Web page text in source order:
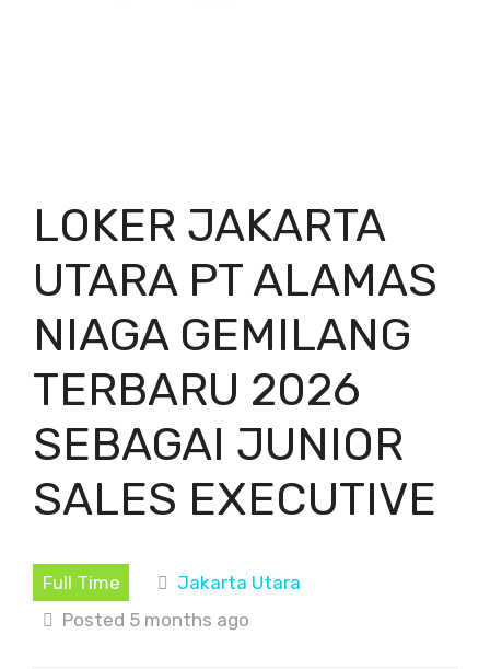
LOKER JAKARTA
UTARA PT ALAMAS
NIAGA GEMILANG
TERBARU 2026
SEBAGAI JUNIOR
SALES EXECUTIVE
Full Time
Jakarta Utara
Posted 5 months ago